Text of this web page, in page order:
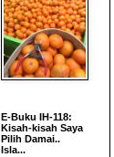
E-Buku IH-118:
Kisah-kisah Saya
Pilih Damai..
Isla...